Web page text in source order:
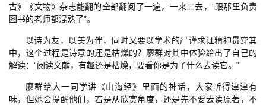
古》《文物》杂志能翻的全部翻阅了一遍，一来二去，“跟那里负责
图书的老师都混熟了”。
以诗为友，以美为伴，同时又要以学术的严谨求证精神贯穿其
中，这个过程是诗意的还是枯燥的？廖群对其中体验给出了自己的
解读：“阅读文献，有趣还是枯燥，要看你是为了什么去读它。”
廖群给大一同学讲《山海经》里面的神话，大家听得津津有
味，但她会提醒他们，若是从欣赏角度，还是先不要去读原著，不